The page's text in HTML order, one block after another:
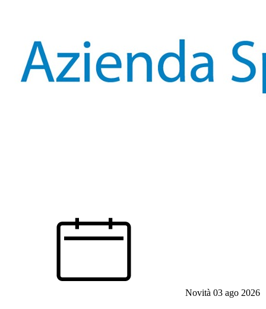
Novità 03 ago 2026